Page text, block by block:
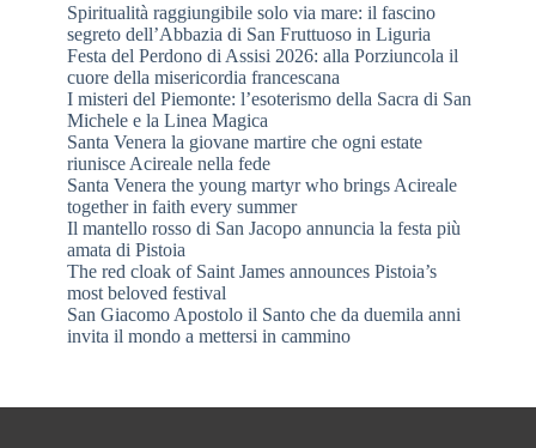
Spiritualità raggiungibile solo via mare: il fascino
segreto dell’Abbazia di San Fruttuoso in Liguria
Festa del Perdono di Assisi 2026: alla Porziuncola il
cuore della misericordia francescana
I misteri del Piemonte: l’esoterismo della Sacra di San
Michele e la Linea Magica
Santa Venera la giovane martire che ogni estate
riunisce Acireale nella fede
Santa Venera the young martyr who brings Acireale
together in faith every summer
Il mantello rosso di San Jacopo annuncia la festa più
amata di Pistoia
The red cloak of Saint James announces Pistoia’s
most beloved festival
San Giacomo Apostolo il Santo che da duemila anni
invita il mondo a mettersi in cammino